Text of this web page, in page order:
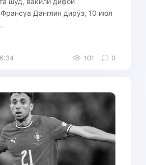
Данглин дирӯз, 10 июл
101 0